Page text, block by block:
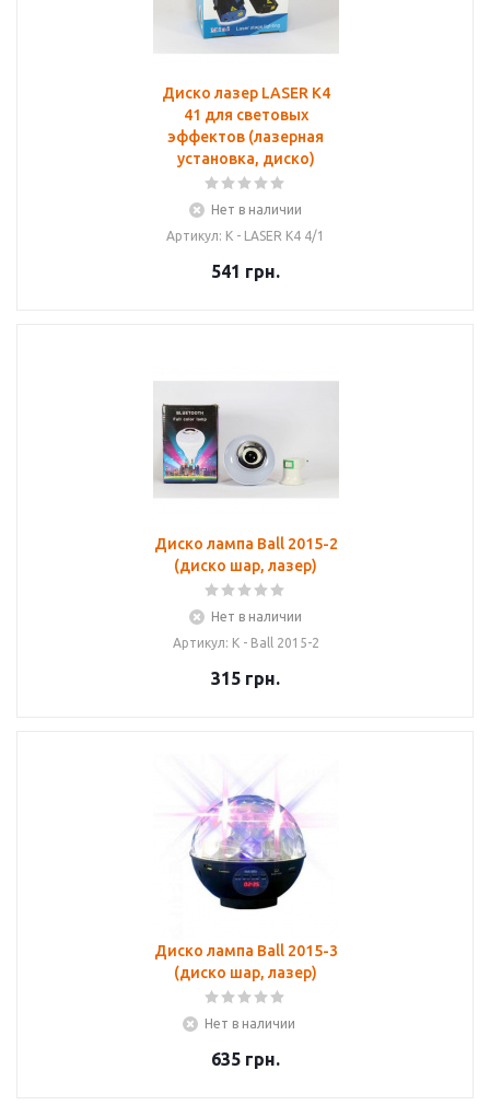
Диско лазер LASER K4
41 для световых
эффектов (лазерная
установка, диско)
Нет в наличии
Артикул: К - LASER K4 4/1
541 грн.
Диско лампа Ball 2015-2
(диско шар, лазер)
Нет в наличии
Артикул: К - Ball 2015-2
315 грн.
Диско лампа Ball 2015-3
(диско шар, лазер)
Нет в наличии
635 грн.